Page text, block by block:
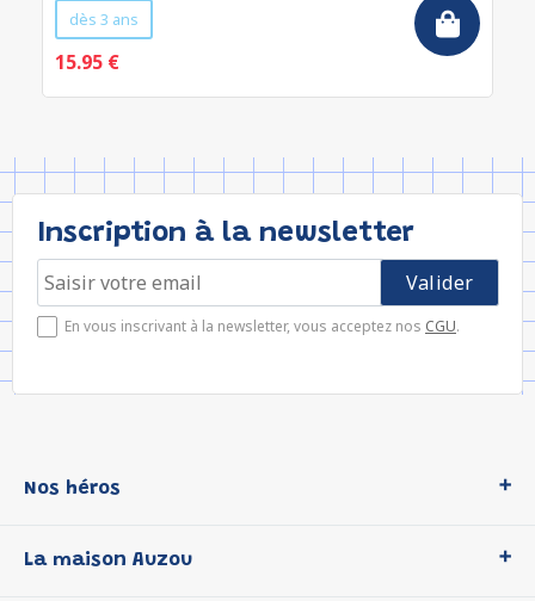
dès 3 ans
15.95 €
Inscription à la newsletter
En vous inscrivant à la newsletter, vous acceptez nos CGU.
Nos héros
P'tit Loup
La maison Auzou